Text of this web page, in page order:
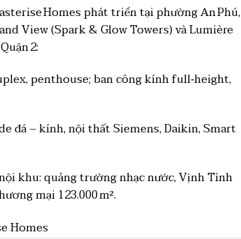
Homes phát triển tại phường An Phú,
View (Spark & Glow Towers) và Lumière
2:
penthouse; ban công kính full‑height,
đá – kính, nội thất Siemens, Daikin, Smart
khu: quảng trường nhạc nước, Vịnh Tình
mại 123.000 m².